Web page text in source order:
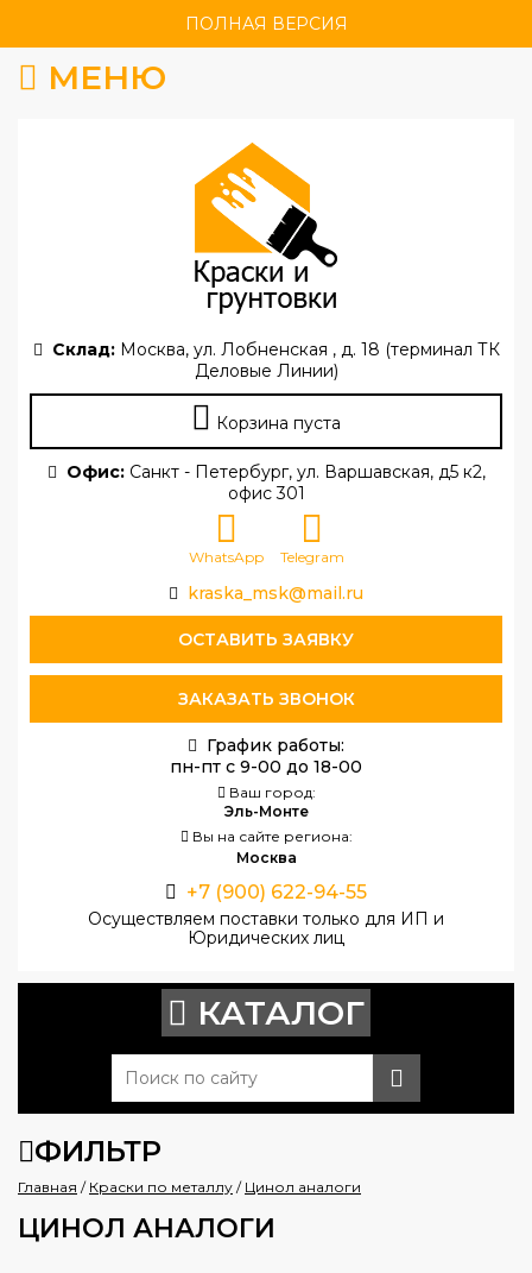
ПОЛНАЯ ВЕРСИЯ
МЕНЮ
Склад:Москва, ул. Лобненская , д. 18 (терминал ТК
Деловые Линии)
Корзина пуста
Офис:Санкт - Петербург, ул. Варшавская, д5 к2,
офис 301
WhatsApp Telegram
kraska_msk@mail.ru
ОСТАВИТЬ ЗАЯВКУ
ЗАКАЗАТЬ ЗВОНОК
График работы:
пн-пт с 9-00 до 18-00
Ваш город:
Эль-Монте
Вы на сайте региона:
Москва
+7 (900) 622-94-55
Осуществляем поставки только для ИП и
Юридических лиц
КАТАЛОГ
ФИЛЬТР
Главная / Краски по металлу / Цинол аналоги
ЦИНОЛ АНАЛОГИ